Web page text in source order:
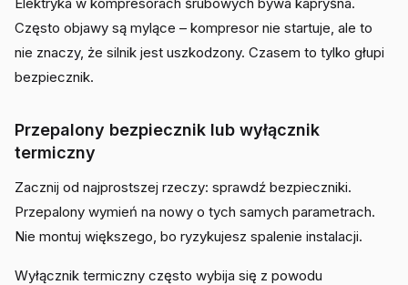
Często objawy są mylące – kompresor nie startuje, ale to
nie znaczy, że silnik jest uszkodzony. Czasem to tylko głupi
bezpiecznik.
Przepalony bezpiecznik lub wyłącznik
termiczny
Zacznij od najprostszej rzeczy: sprawdź bezpieczniki.
Przepalony wymień na nowy o tych samych parametrach.
Nie montuj większego, bo ryzykujesz spalenie instalacji.
Wyłącznik termiczny często wybija się z powodu